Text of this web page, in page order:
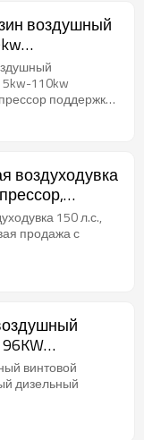
воздушный
компрессор
110kw
поддержка
воздуходувка
150 л.с.,
продажа с
100cfm
винтовой
дизельный